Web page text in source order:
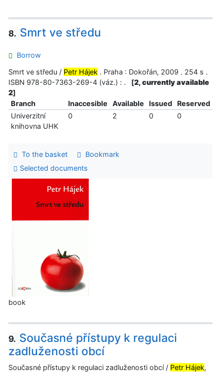
8. Smrt ve středu
Borrow
Smrt ve středu / Petr Hájek . Praha : Dokořán, 2009 . 254 s .
ISBN 978-80-7363-269-4 (váz.) : .
[2, currently available
2]
Branch
Inaccesible Available Issued
Reserved
Univerzitní
knihovna UHK
0 2 0 0
To the basket
Bookmark
Selected documents
book
9. Současné přístupy k regulaci
zadluženosti obcí
Současné přístupy k regulaci zadluženosti obcí / Petr Hájek,